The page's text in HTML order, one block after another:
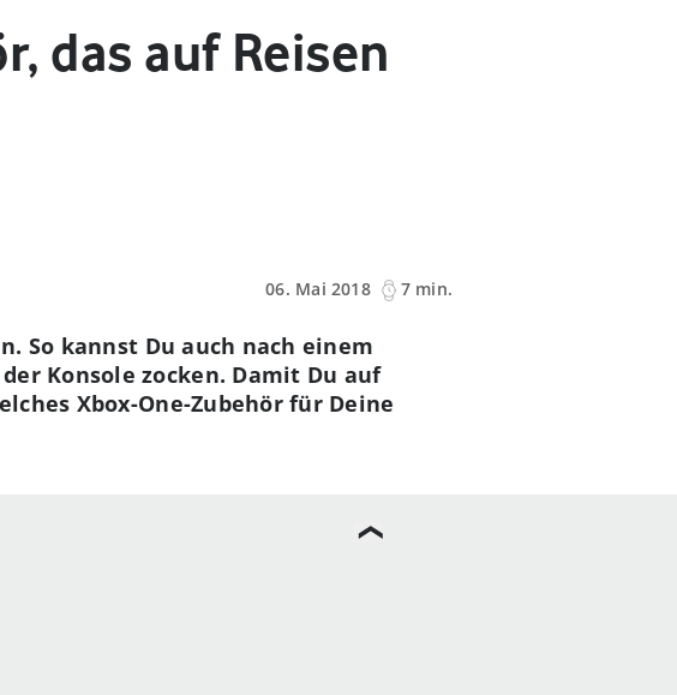
das auf Reisen
06. Mai 2018
7 min.
So kannst Du auch nach einem
Konsole zocken. Damit Du auf
Xbox-One-Zubehör für Deine